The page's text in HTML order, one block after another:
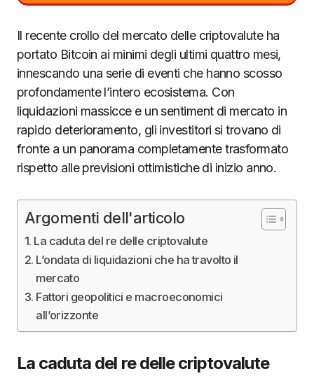
Il recente crollo del mercato delle criptovalute ha
portato Bitcoin ai minimi degli ultimi quattro mesi,
innescando una serie di eventi che hanno scosso
profondamente l’intero ecosistema. Con
liquidazioni massicce e un sentiment di mercato in
rapido deterioramento, gli investitori si trovano di
fronte a un panorama completamente trasformato
rispetto alle previsioni ottimistiche di inizio anno.
Argomenti dell'articolo
La caduta del re delle criptovalute
L’ondata di liquidazioni che ha travolto il
mercato
Fattori geopolitici e macroeconomici
all’orizzonte
La caduta del re delle criptovalute